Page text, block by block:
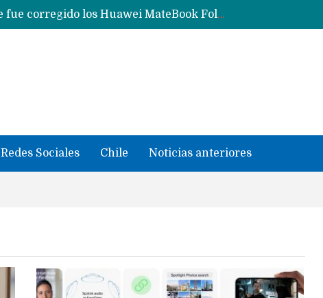
Con un «desliz» en los precios que fue corregido los Huawei MateBook Fold con Kirin X90 Plus ya son oficiales y se quedan en China
Masiva filtración del Apple iPhone Fold (Ultra) con todas sus características, precios y opciones
Redes Sociales Chile Noticias anteriores